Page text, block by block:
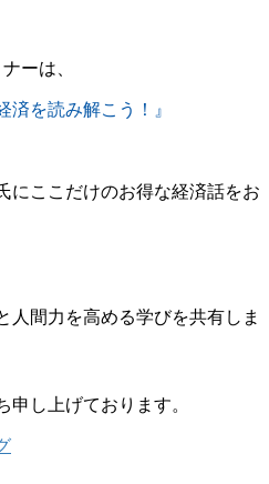
ーは、
済を読み解こう！』
にここだけのお得な経済話をお
人間力を高める学びを共有しま
申し上げております。